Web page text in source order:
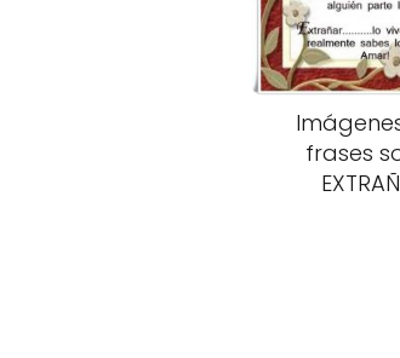
frases